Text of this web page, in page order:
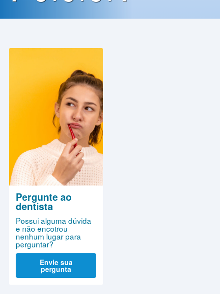
de
Pergunte ao
dentista
Possui alguma dúvida
e não encotrou
nenhum lugar para
perguntar?
Envie sua
pergunta